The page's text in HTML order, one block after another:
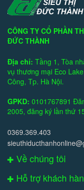
CÔNG TY CỔ PHẦN
ĐỨC THÀNH
Địa chỉ: Tầng 1, Tòa
vụ thương mại Eco
Công, Tp. Hà Nội.
GPKD: 0101767891
2005, đăng ký lần thứ
0369.369.403
Về chúng tôi
Hỗ trợ khách